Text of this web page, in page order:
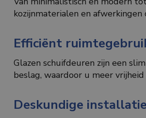
kozijnmaterialen en
Efficiënt
Glazen schuifdeuren zijn een
beslag, waardoor u meer
Deskundige